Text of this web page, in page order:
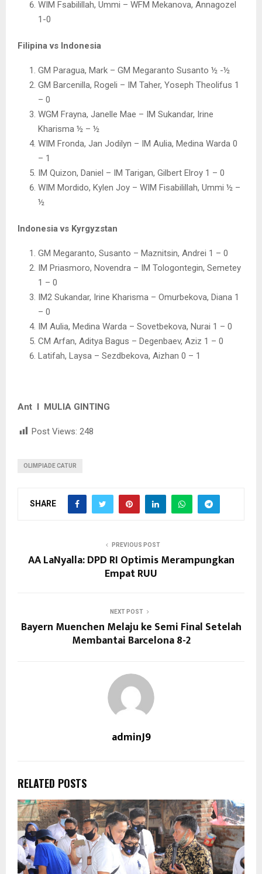
WIM Fsabilillah, Ummi – WFM Mekanova, Annagozel
1-0
Filipina vs Indonesia
GM Paragua, Mark – GM Megaranto Susanto ½ -½
GM Barcenilla, Rogeli – IM Taher, Yoseph Theolifus 1
– 0
WGM Frayna, Janelle Mae – IM Sukandar, Irine
Kharisma ½ – ½
WIM Fronda, Jan Jodilyn – IM Aulia, Medina Warda 0
– 1
IM Quizon, Daniel – IM Tarigan, Gilbert Elroy 1 – 0
WIM Mordido, Kylen Joy – WIM Fisabilillah, Ummi ½ –
½
Indonesia vs Kyrgyzstan
GM Megaranto, Susanto – Maznitsin, Andrei 1 – 0
IM Priasmoro, Novendra – IM Tologontegin, Semetey
1 – 0
IM2 Sukandar, Irine Kharisma – Omurbekova, Diana 1
– 0
IM Aulia, Medina Warda – Sovetbekova, Nurai 1 – 0
CM Arfan, Aditya Bagus – Degenbaev, Aziz 1 – 0
Latifah, Laysa – Sezdbekova, Aizhan 0 – 1
Ant I MULIA GINTING
Post Views: 248
OLIMPIADE CATUR
SHARE
PREVIOUS POST
AA LaNyalla: DPD RI Optimis Merampungkan
Empat RUU
NEXT POST
Bayern Muenchen Melaju ke Semi Final Setelah
Membantai Barcelona 8-2
adminJ9
RELATED POSTS